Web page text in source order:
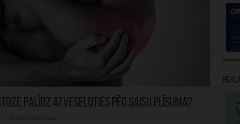
palīdz atveseļoties pēc saišu plīsuma?
Rakstīt komentāru